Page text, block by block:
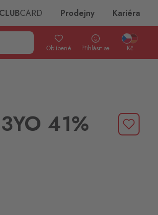
CLUBCARD Prodejny Kariéra
Oblíbené Přihlásit se Kč
41%